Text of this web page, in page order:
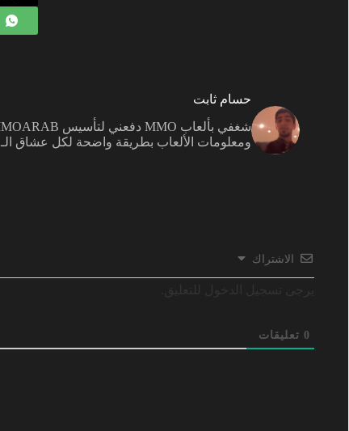
حسام ثابت
ومعلومات الألعاب بطريقة واضحة لكل عشاق الـMMO.
الاشتراك
0 تعليقات